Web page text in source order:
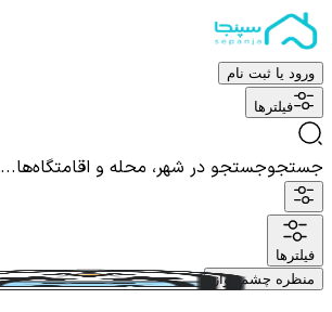
ورود یا ثبت نام
فیلترها
جستجوجستجو در شهر، محله و اقامتگاه‌ها...
فیلترها
منظره چشم نواز